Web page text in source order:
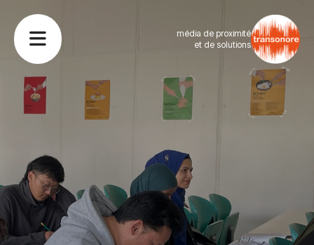
média de proximité
et de solutions